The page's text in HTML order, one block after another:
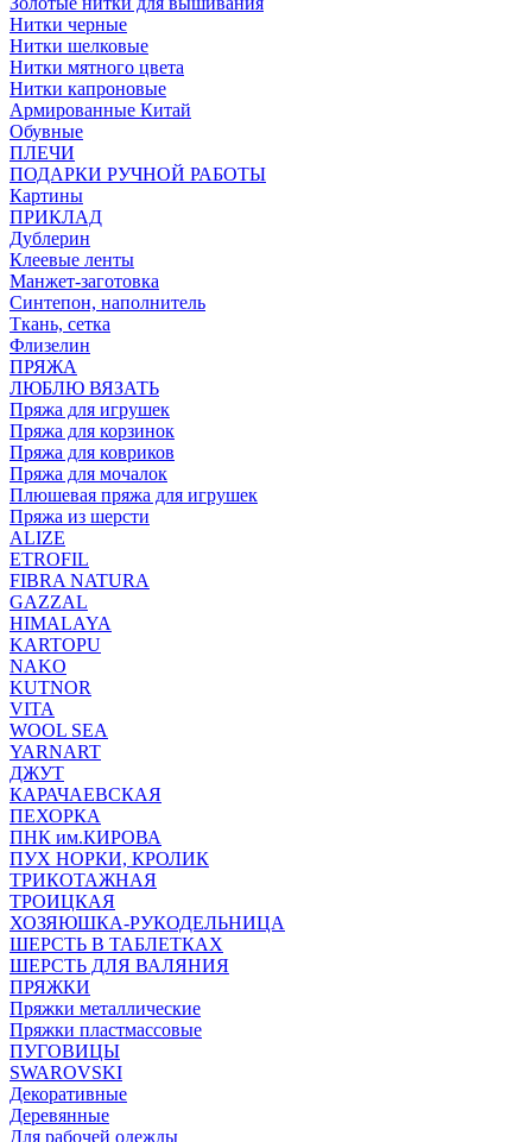
Нитки черные
Нитки шелковые
Нитки мятного цвета
Нитки капроновые
Армированные Китай
Обувные
ПЛЕЧИ
ПОДАРКИ РУЧНОЙ РАБОТЫ
Картины
ПРИКЛАД
Дублерин
Клеевые ленты
Манжет-заготовка
Синтепон, наполнитель
Ткань, сетка
Флизелин
ПРЯЖА
ЛЮБЛЮ ВЯЗАТЬ
Пряжа для игрушек
Пряжа для корзинок
Пряжа для ковриков
Пряжа для мочалок
Плюшевая пряжа для игрушек
Пряжа из шерсти
ALIZE
ETROFIL
FIBRA NATURA
GAZZAL
HIMALAYA
KARTOPU
NAKO
KUTNOR
VITA
WOOL SEA
YARNART
ДЖУТ
КАРАЧАЕВСКАЯ
ПЕХОРКА
ПНК им.КИРОВА
ПУХ НОРКИ, КРОЛИК
ТРИКОТАЖНАЯ
ТРОИЦКАЯ
ХОЗЯЮШКА-РУКОДЕЛЬНИЦА
ШЕРСТЬ В ТАБЛЕТКАХ
ШЕРСТЬ ДЛЯ ВАЛЯНИЯ
ПРЯЖКИ
Пряжки металлические
Пряжки пластмассовые
ПУГОВИЦЫ
SWAROVSKI
Декоративные
Деревянные
Для рабочей одежды